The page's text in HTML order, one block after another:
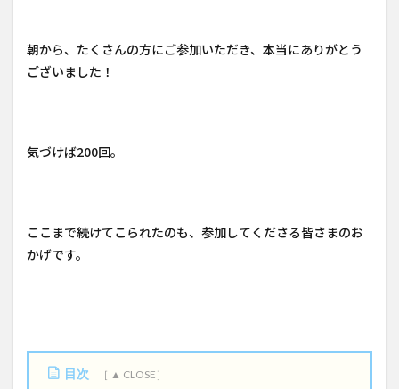
朝から、たくさんの方にご参加いただき、本当にありがとう
ございました！
気づけば200回。
ここまで続けてこられたのも、参加してくださる皆さまのお
かげです。
目次